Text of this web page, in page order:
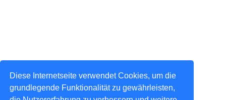
Diese Internetseite verwendet Cookies, um die
grundlegende Funktionalität zu gewährleisten,